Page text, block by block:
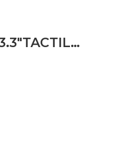
LAPTOP DELL LATITUDE 5340 I5 1345U 8GB 256SSD 13.3″TACTILE X360